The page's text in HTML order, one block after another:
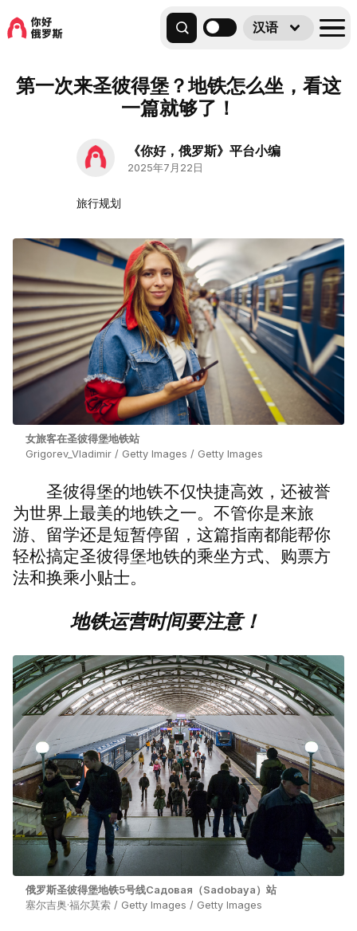
汉语
第一次来圣彼得堡？地铁怎么坐，看这
一篇就够了！
《你好，俄罗斯》平台小编
2025年7月22日
旅行规划
女旅客在圣彼得堡地铁站
Grigorev_Vladimir / Getty Images / Getty Images
圣彼得堡的地铁不仅快捷高效，还被誉
为世界上最美的地铁之一。不管你是来旅
游、留学还是短暂停留，这篇指南都能帮你
轻松搞定圣彼得堡地铁的乘坐方式、购票方
法和换乘小贴士。
地铁运营时间要注意！
俄罗斯圣彼得堡地铁5号线Садовая（Sadobaya）站
塞尔吉奥·福尔莫索 / Getty Images / Getty Images